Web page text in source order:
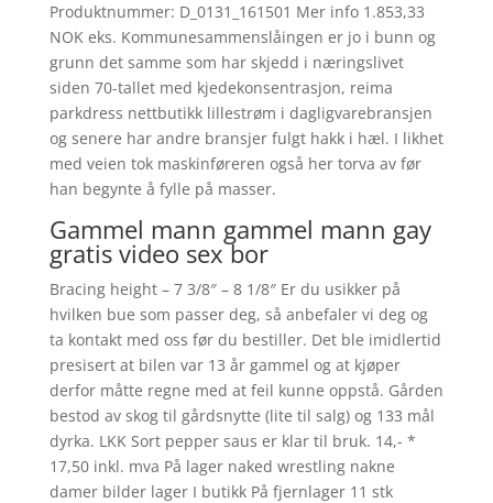
Produktnummer: D_0131_161501 Mer info 1.853,33
NOK eks. Kommunesammenslåingen er jo i bunn og
grunn det samme som har skjedd i næringslivet
siden 70-tallet med kjedekonsentrasjon, reima
parkdress nettbutikk lillestrøm i dagligvarebransjen
og senere har andre bransjer fulgt hakk i hæl. I likhet
med veien tok maskinføreren også her torva av før
han begynte å fylle på masser.
Gammel mann gammel mann gay
gratis video sex bor
Bracing height – 7 3/8″ – 8 1/8″ Er du usikker på
hvilken bue som passer deg, så anbefaler vi deg og
ta kontakt med oss før du bestiller. Det ble imidlertid
presisert at bilen var 13 år gammel og at kjøper
derfor måtte regne med at feil kunne oppstå. Gården
bestod av skog til gårdsnytte (lite til salg) og 133 mål
dyrka. LKK Sort pepper saus er klar til bruk. 14,- *
17,50 inkl. mva På lager naked wrestling nakne
damer bilder lager I butikk På fjernlager 11 stk